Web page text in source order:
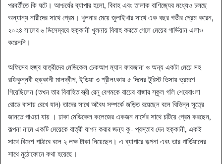
পরবর্তীতে কি ঘটে। আশ্চর্যের ব্যাপার হলো, বিবাহ এবং তালাক বাণিজ্যের মধ্যেও চলছে
অন্যান্য নারীদের সাথে প্রেম। খুলনার মেয়ে জুলাইখার সাথে এক বছর গভীর প্রেম করেন,
২০২৪ সালের ৬ ডিসেম্বরে হক্কানী খুলনায় বিবাহ করতে গেলে মেয়ের গার্ডিয়ান এলাও
করেননি।
অফিসের হজ্ব যাত্রীদের মেডিকেল চেকআপ ম্যান ফারজানা ও অন্য একটা মেয়ে সহ
রফিকুন্নবী হক্কানী মালদ্বীপ, ইন্ডিয়া ও শ্রীলংকায় ৫ দিনের টুরিস্ট ভিসায় ভ্রমণে
গিয়েছিলেন (তখন তার বিবাহিত স্ত্রী রেনু বেগমকে রায়ের বাজার স্কুল গলি শেরেবাংলা
রোডে বাসায় রেখে যান) তাদের সাথে অবৈধ সম্পর্কে জড়িত রয়েছেন বলে বিভিন্ন সূত্রে
জানতে পাওয়া যায় । ঢাকা মেডিকেল কলেজের একজন নার্সের সাথে চটিয়ে প্রেম করছেন,
কল্পনা নামে একটি মেয়েকে রাত্রী যাপন করার জন্য কু- প্রস্তাব দেন হক্কানী, একই
সাথে বিদেশ পাঠাবে বলে ২ লক্ষ টাকা নিয়েছেন। এ ব্যাপারে কল্পনা এবং তার গার্ডিয়ানের
সাথে মুঠোফোনে কথা হয়েছে।